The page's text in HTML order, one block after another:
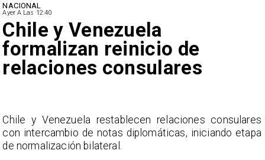
NACIONAL
Ayer A Las 12:40
Feriantes rechazan dichos
de Camila Flores sobre
Fabiola Campillai
La Confederación Nacional de Ferias Libres
considera inaceptable que se refieran a
Campillai como 'señora de feria', expresión